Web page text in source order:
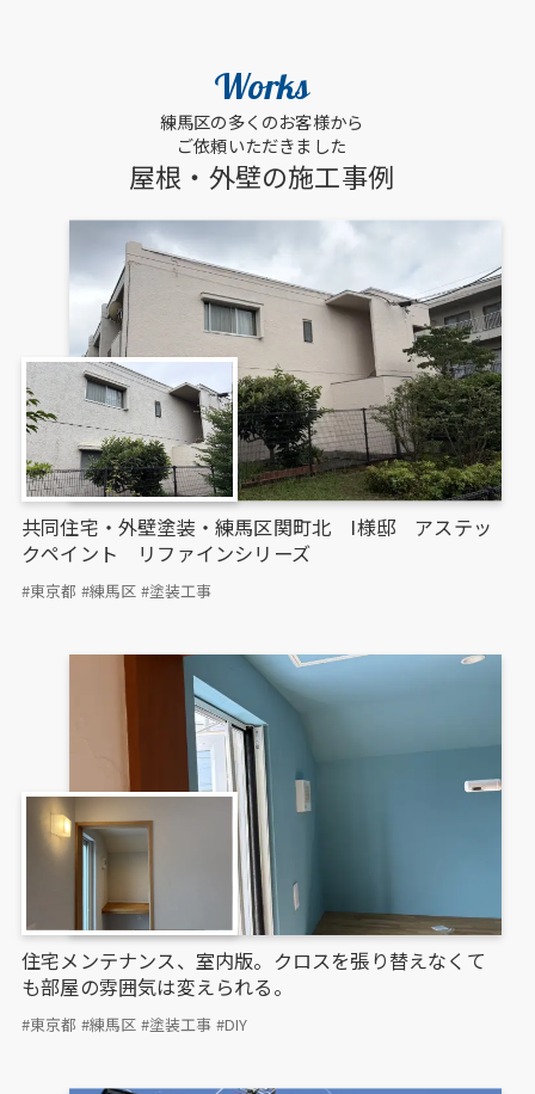
Works
練馬区の多くのお客様から
ご依頼いただきました
屋根・外壁の施工事例
共同住宅・外壁塗装・練馬区関町北 I様邸 アステッ
クペイント リファインシリーズ
#東京都 #練馬区 #塗装工事
住宅メンテナンス、室内版。クロスを張り替えなくて
も部屋の雰囲気は変えられる。
#東京都 #練馬区 #塗装工事 #DIY